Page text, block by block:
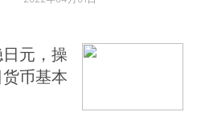
元，操
币基本